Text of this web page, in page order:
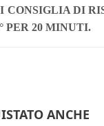
CONSIGLIA DI
PER 20 MINUTI.
ANCHE